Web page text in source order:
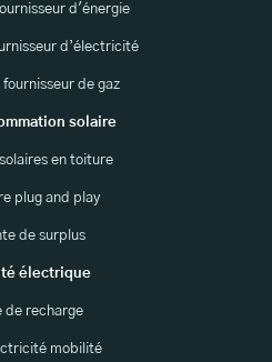
d'énergie
d’électricité
fournisseur de gaz
solaire
en toiture
plug and play
de surplus
électrique
de recharge
mobilité